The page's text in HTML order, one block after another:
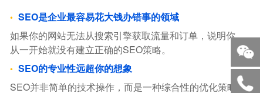
SEO是企业最容易花大钱办错事的领域
如果你的网站无法从搜索引擎获取流量和订单，说明你，
从一开始就没有建立正确的SEO策略。
SEO的专业性远超你的想象
SEO并非简单的技术操作，而是一种综合性的优化策略。